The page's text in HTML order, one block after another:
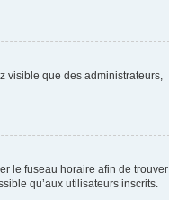
visible que des administrateurs,
le fuseau horaire afin de trouver
qu’aux utilisateurs inscrits.